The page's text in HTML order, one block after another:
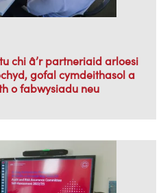
chi â’r partneriaid arloesi
gofal cymdeithasol a
o fabwysiadu neu